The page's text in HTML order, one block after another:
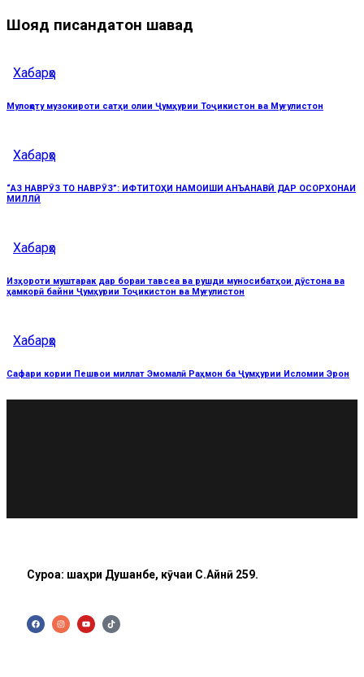
Шояд писандатон шавад
Хабарҳо
Мулоқоту музокироти сатҳи олии Ҷумҳурии Тоҷикистон ва Муғулистон
Хабарҳо
“АЗ НАВРӮЗ ТО НАВРӮЗ”: ИФТИТОҲИ НАМОИШИ АНЪАНАВӢ ДАР ОСОРХОНАИ
МИЛЛӢ
Хабарҳо
Изҳороти муштарак дар бораи тавсеа ва рушди муносибатҳои дӯстона ва
ҳамкорӣ байни Ҷумҳурии Тоҷикистон ва Муғулистон
Хабарҳо
Сафари кории Пешвои миллат Эмомалӣ Раҳмон ба Ҷумҳурии Исломии Эрон
Суроға: шаҳри Душанбе, кӯчаи C.Айнӣ 259.